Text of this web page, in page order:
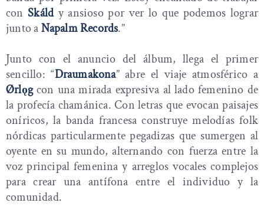
conSkáld y ansioso por ver lo que podemos lograr
junto aNapalm Records.”
Junto con el anuncio del álbum, llega el primer
sencillo: “Draumakona” abre el viaje atmosférico a
Ørlǫgcon una mirada expresiva al lado femenino de
la profecía chamánica. Con letras que evocan paisajes
oníricos, la banda francesa construye melodías folk
nórdicas particularmente pegadizas que sumergen al
oyente en su mundo, alternando con fuerza entre la
voz principal femenina y arreglos vocales complejos
para crear una antífona entre el individuo y la
comunidad.